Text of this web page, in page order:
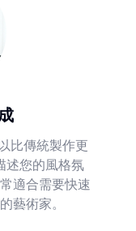
比傳統製作更
述您的風格氛
適合需要快速
藝術家。